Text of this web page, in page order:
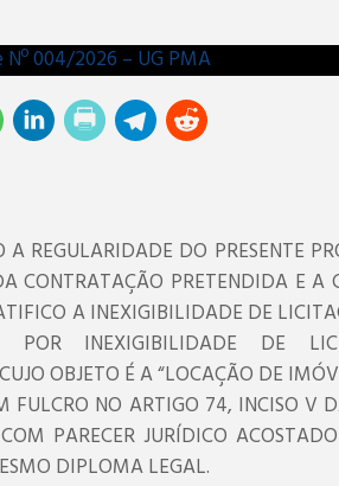
A REGULARIDADE DO PRESENTE
CONTRATAÇÃO PRETENDIDA E
A INEXIGIBILIDADE DE
POR INEXIGIBILIDADE DE
OBJETO É A “LOCAÇÃO DE
FULCRO NO ARTIGO 74, INCISO V
PARECER JURÍDICO
DIPLOMA LEGAL.